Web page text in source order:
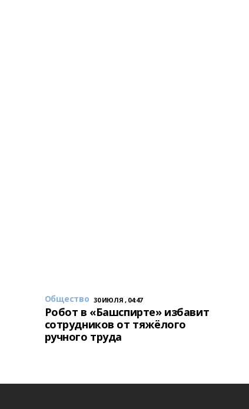
Общество 30 ИЮЛЯ , 04:47
Робот в «Башспирте» избавит
сотрудников от тяжёлого
ручного труда